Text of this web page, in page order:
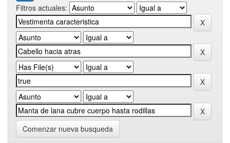
Filtros actuales:
Comenzar nueva busqueda